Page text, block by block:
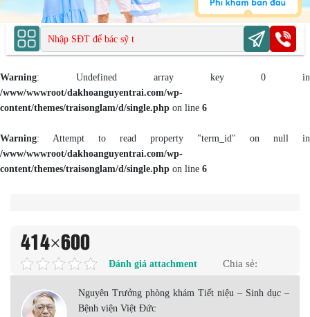
Warning: Undefined array key 0 in
/www/wwwroot/dakhoanguyentrai.com/wp-
content/themes/traisonglam/d/single.php on line 6
Warning: Attempt to read property "term_id" on null in
/www/wwwroot/dakhoanguyentrai.com/wp-
content/themes/traisonglam/d/single.php on line 6
414×600
Đánh giá attachment Chia sẻ:
Nguyên Trưởng phòng khám Tiết niệu – Sinh dục –
Bệnh viện Việt Đức